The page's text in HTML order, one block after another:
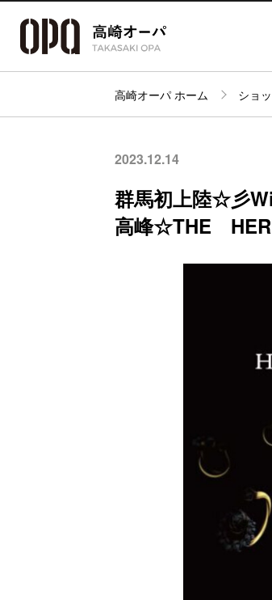
高崎オーパ ホーム ショ
2023.12.14
群馬初上陸☆彡
高峰☆THE